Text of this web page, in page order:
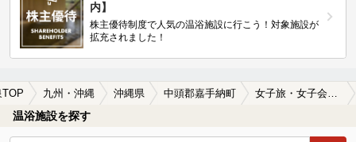
内】
株主優待制度で人気の温浴施設に行こう！対象施設が
拡充されました！
TOP 九州・沖縄 沖縄県 中頭郡嘉手納町 女子旅・女子会におすすめの中頭郡嘉手納町の温泉、日帰り温泉、スーパー銭湯おすすめ
温浴施設を探す